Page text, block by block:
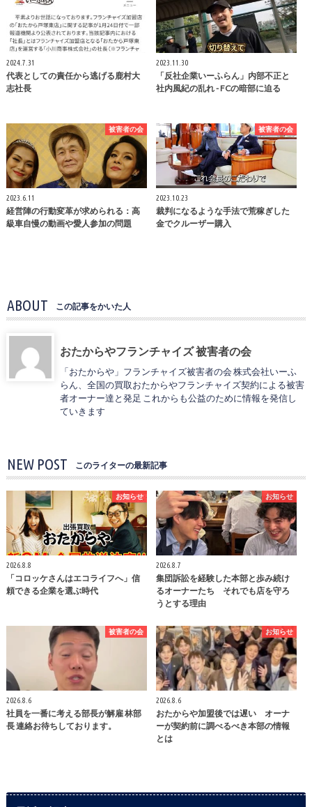
2024.7.31
代表としての責任から逃げる鹿村大
志社長
2023.11.30
「反社企業いーふらん」内部不正と
社内風紀の乱れ - FCの暗部に迫る
被害者の会
2023.6.11
経営陣の行動変革が求められる：高
級車自慢の動画や愛人参加の問題
被害者の会
2023.10.23
裁判になるような手法で荒稼ぎした
金でクルーザー購入
ABOUT この記事をかいた人
おたからやフランチャイズ 被害者の会
「おたからや」フランチャイズ被害者の会 株式会社いーふ
らん、全国の買取おたからやフランチャイズ契約による被害
者オーナー達と発足 これからも公益のために情報を発信し
ていきます
NEW POST このライターの最新記事
お知らせ
2026.8.8
「コロッケさんはエコライフへ」信
頼できる企業を選ぶ時代
お知らせ
2026.8.7
集団訴訟を経験した本部と歩み続け
るオーナーたち それでも店を守ろ
うとする理由
被害者の会
2026.8.6
社員を一番に考える部長が解雇 林部
長 連絡お待ちしております。
お知らせ
2026.8.6
おたからや加盟後では遅い オーナ
ーが契約前に調べるべき本部の情報
とは